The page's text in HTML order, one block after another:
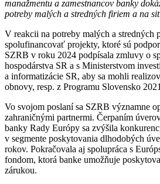
manažmentu a zamestnancov banky
potreby malých a stredných firiem a na
V reakcii na potreby malých a stredných
spolufinancovať projekty, ktoré sú
SZRB v roku 2024 podpísala zmluvy o
hospodárstva SR a s Ministerstvom
a informatizácie SR, aby sa mohli
obnovy, resp. z Programu Slovensko
Vo svojom poslaní sa SZRB významne
zahraničnými partnermi. Čerpaním
banky Rady Európy sa zvýšila
v segmente poskytovania dlhodobých
rokov. Pokračovala aj spolupráca s
fondom, ktorá banke umožňuje
zárukou.